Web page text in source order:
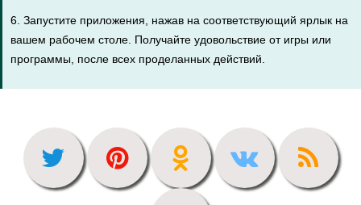
6. Запустите приложения, нажав на соответствующий ярлык на
вашем рабочем столе. Получайте удовольствие от игры или
программы, после всех проделанных действий.